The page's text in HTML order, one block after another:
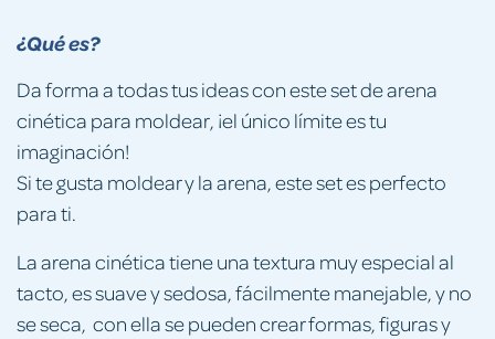
¿Qué es?
Da forma a todas tus ideas con este set de arena
cinética para moldear, ¡el único límite es tu
imaginación!
Si te gusta moldear y la arena, este set es perfecto
para ti.
La arena cinética tiene una textura muy especial al
tacto, es suave y sedosa, fácilmente manejable, y no
se seca, con ella se pueden crear formas, figuras y